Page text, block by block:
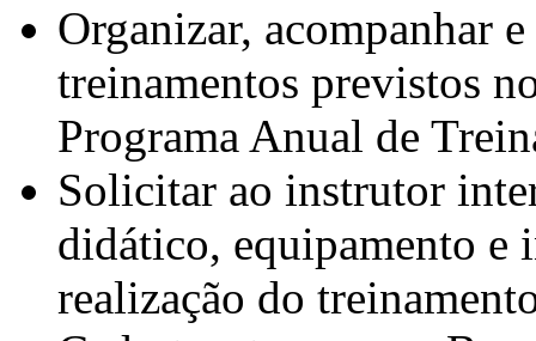
Organizar, acompanhar
treinamentos previstos
Programa Anual de
Solicitar ao instrutor
didático, equipamento e
realização do